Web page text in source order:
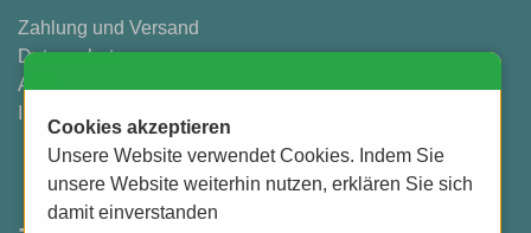
Zahlung und Versand
Datenschutz
AGB
Cookies akzeptieren
Unsere Website verwendet Cookies. Indem Sie
unsere Website weiterhin nutzen, erklären Sie sich
damit einverstanden